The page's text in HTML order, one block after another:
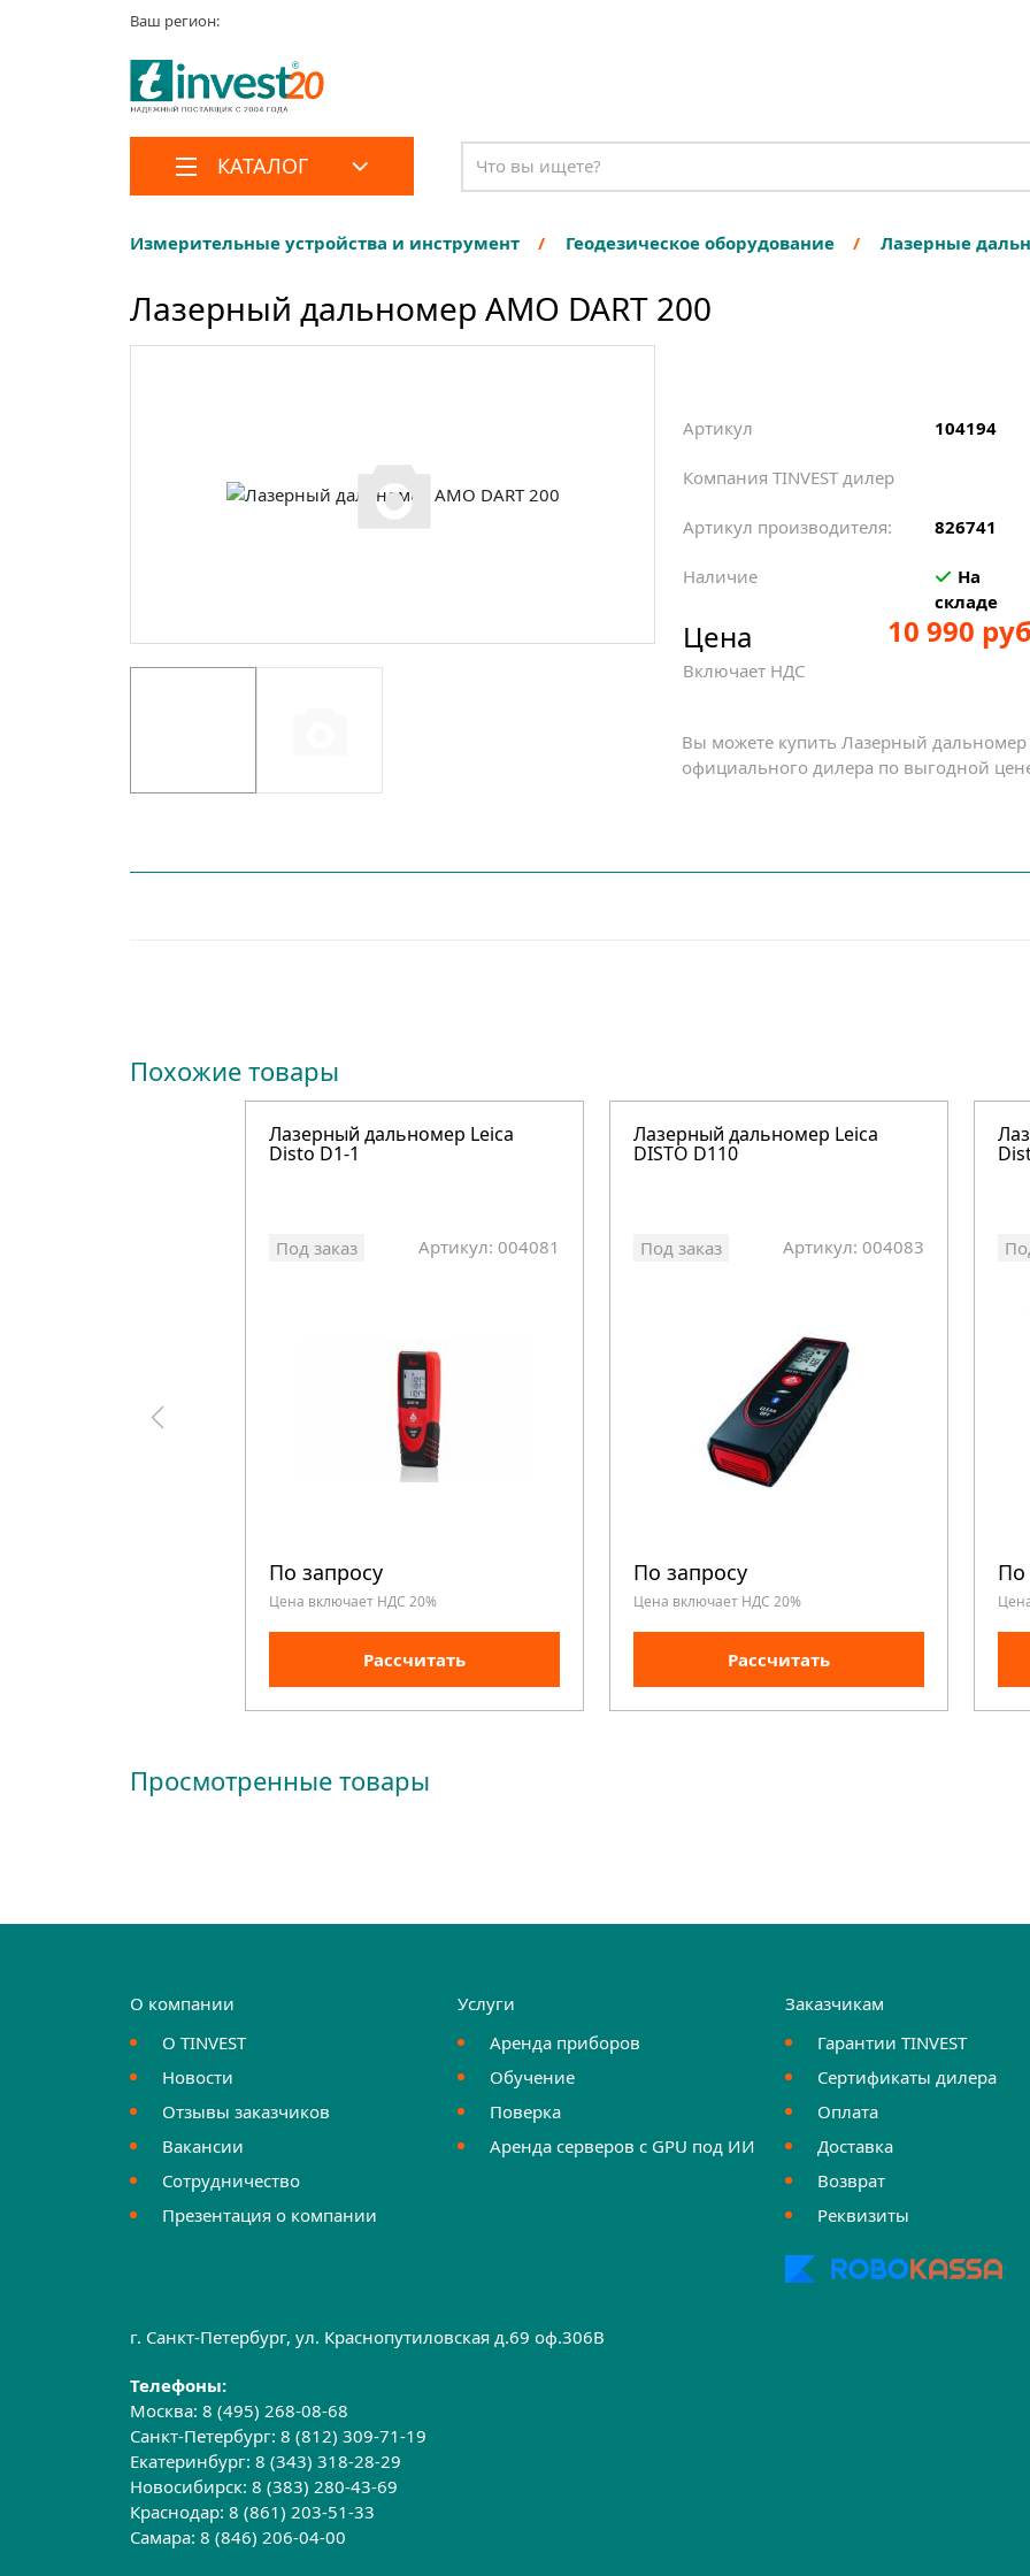
Ваш регион:
КАТАЛОГ
Измерительные устройства и инструмент Геодезическое оборудование Лазерные
Лазерный дальномер AMO DART 200
Артикул 104194
Компания TINVEST дилер
Артикул производителя: 826741
Наличие
На
складе
Цена
Включает НДС
10 990
Вы можете купить Лазерный дальномер
официального дилера по выгодной
Похожие товары
Лазерный дальномер Leica
Disto D1-1
Под заказ Артикул: 004081
По запросу
Цена включает НДС 20%
Рассчитать
Лазерный дальномер Leica
DISTO D110
Под заказ Артикул: 004083
По запросу
Цена включает НДС 20%
Рассчитать
По
Просмотренные товары
О компании
О TINVEST
Новости
Отзывы заказчиков
Вакансии
Сотрудничество
Презентация о компании
Услуги
Аренда приборов
Обучение
Поверка
Аренда серверов с GPU под ИИ
Заказчикам
Гарантии TINVEST
Сертификаты дилера
Оплата
Доставка
Возврат
Реквизиты
г. Санкт-Петербург, ул. Краснопутиловская д.69 оф.306B
Телефоны:
Москва:8 (495) 268-08-68
Санкт-Петербург:8 (812) 309-71-19
Екатеринбург:8 (343) 318-28-29
Новосибирск:8 (383) 280-43-69
Краснодар:8 (861) 203-51-33
Самара:8 (846) 206-04-00